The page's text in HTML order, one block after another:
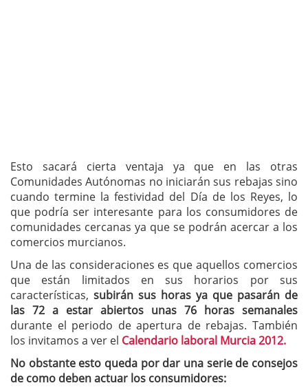
Esto sacará cierta ventaja ya que en las otras
Comunidades Autónomas no iniciarán sus rebajas sino
cuando termine la festividad del Día de los Reyes, lo
que podría ser interesante para los consumidores de
comunidades cercanas ya que se podrán acercar a los
comercios murcianos.
Una de las consideraciones es que aquellos comercios
que están limitados en sus horarios por sus
características, subirán sus horas ya que pasarán de
las 72 a estar abiertos unas 76 horas semanales
durante el periodo de apertura de rebajas. También
los invitamos a ver el Calendario laboral Murcia 2012.
No obstante esto queda por dar una serie de consejos
de como deben actuar los consumidores: